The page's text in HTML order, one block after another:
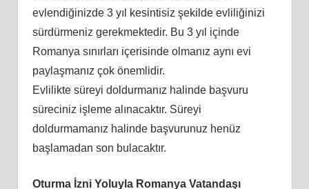
evlendiğinizde 3 yıl kesintisiz şekilde evliliğinizi
sürdürmeniz gerekmektedir. Bu 3 yıl içinde
Romanya sınırları içerisinde olmanız aynı evi
paylaşmanız çok önemlidir.
Evlilikte süreyi doldurmanız halinde başvuru
süreciniz işleme alınacaktır. Süreyi
doldurmamanız halinde başvurunuz henüz
başlamadan son bulacaktır.
Oturma İzni Yoluyla Romanya Vatandaşı